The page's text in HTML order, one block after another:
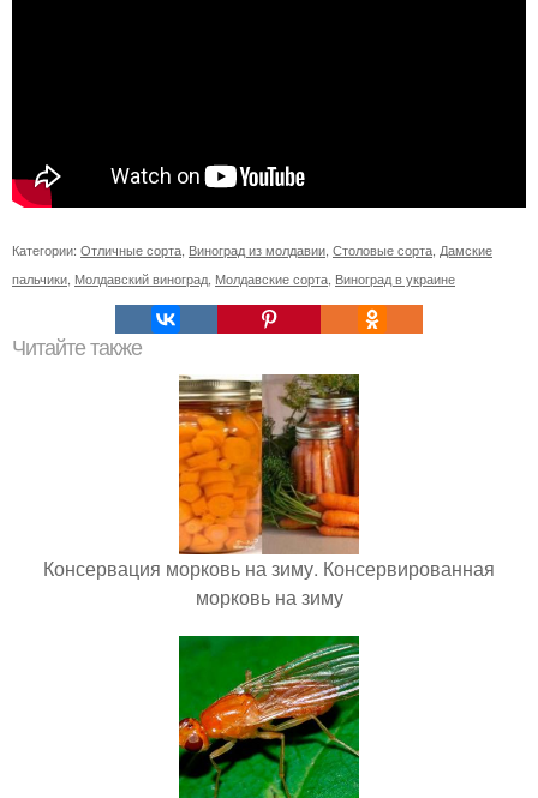
Категории: Отличные сорта Виноград из молдавии Столовые сорта Дамские
пальчики Молдавский виноград Молдавские сорта Виноград в украине
Читайте также
Консервация морковь на зиму. Консервированная
морковь на зиму